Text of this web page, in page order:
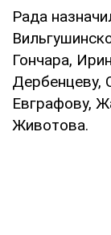
Рада
Гончара,
Дербенцеву,
Евграфову,
Животова.